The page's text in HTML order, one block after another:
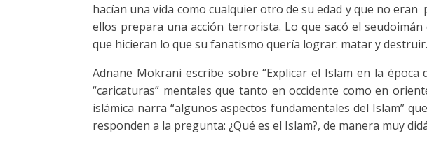
hacían una vida como cualquier otro de su edad y que no
ellos prepara una acción terrorista. Lo que sacó el
que hicieran lo que su fanatismo quería lograr: matar y destruir.
Adnane Mokrani escribe sobre “Explicar el Islam en la
“caricaturas” mentales que tanto en occidente como en
islámica narra “algunos aspectos fundamentales del Islam”
responden a la pregunta: ¿Qué es el Islam?, de manera muy